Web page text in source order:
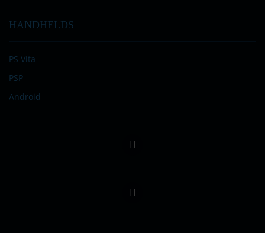
HANDHELDS
PS Vita
PSP
Android